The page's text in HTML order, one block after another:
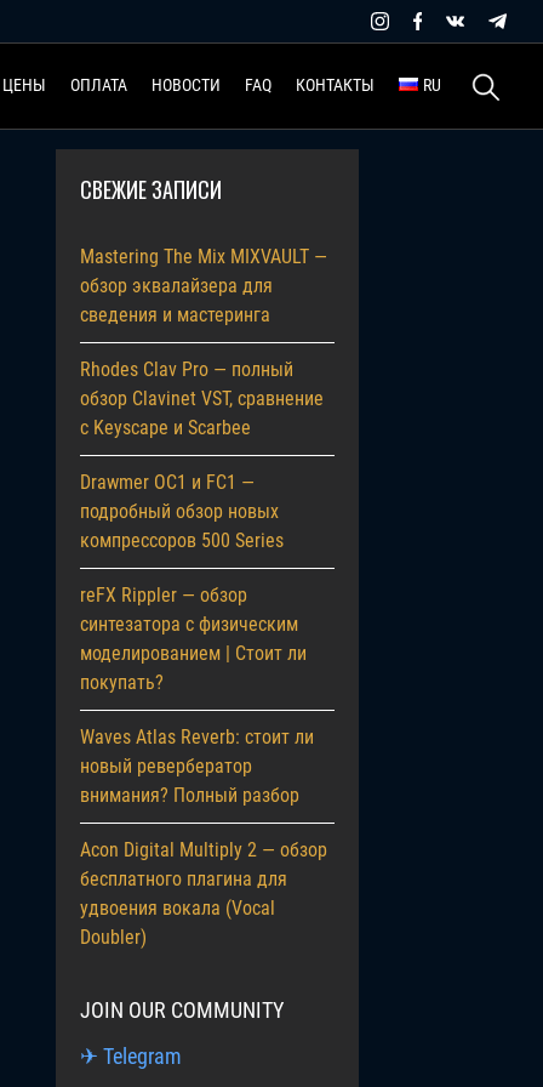
ЦЕНЫ ОПЛАТА НОВОСТИ FAQ КОНТАКТЫ RU Найти:
СВЕЖИЕ ЗАПИСИ
Mastering The Mix MIXVAULT —
обзор эквалайзера для
сведения и мастеринга
Rhodes Clav Pro — полный
обзор Clavinet VST, сравнение
с Keyscape и Scarbee
Drawmer OC1 и FC1 —
подробный обзор новых
компрессоров 500 Series
reFX Rippler — обзор
синтезатора с физическим
моделированием | Стоит ли
покупать?
Waves Atlas Reverb: стоит ли
новый ревербератор
внимания? Полный разбор
Acon Digital Multiply 2 — обзор
бесплатного плагина для
удвоения вокала (Vocal
Doubler)
JOIN OUR COMMUNITY
✈ Telegram